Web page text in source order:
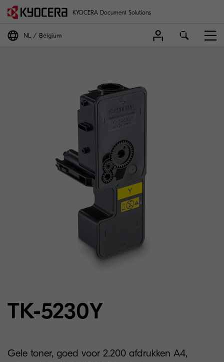
KYOCERA Document Solutions
NL Belgium
TK-5230Y
Gele toner, goed voor 2.200 afdrukken A4,